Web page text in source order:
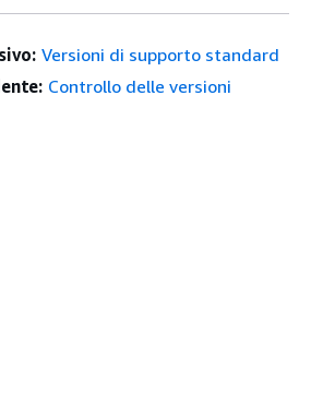
Versioni di supporto standard
Controllo delle versioni